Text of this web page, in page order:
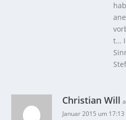
t…
Christian Will
Januar 2015 um 17:13